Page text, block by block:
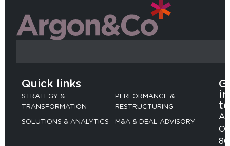
Quick links
STRATEGY &
TRANSFORMATION
PERFORMANCE &
RESTRUCTURING
SOLUTIONS & ANALYTICS M&A & DEAL ADVISORY
in